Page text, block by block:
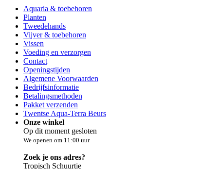
Aquaria & toebehoren
Planten
Tweedehands
Vijver & toebehoren
Vissen
Voeding en verzorgen
Contact
Openingstijden
Algemene Voorwaarden
Bedrijfsinformatie
Betalingsmethoden
Pakket verzenden
Twentse Aqua-Terra Beurs
Onze winkel
Op dit moment gesloten
We openen om 11:00 uur
Zoek je ons adres?
Tropisch Schuurtje